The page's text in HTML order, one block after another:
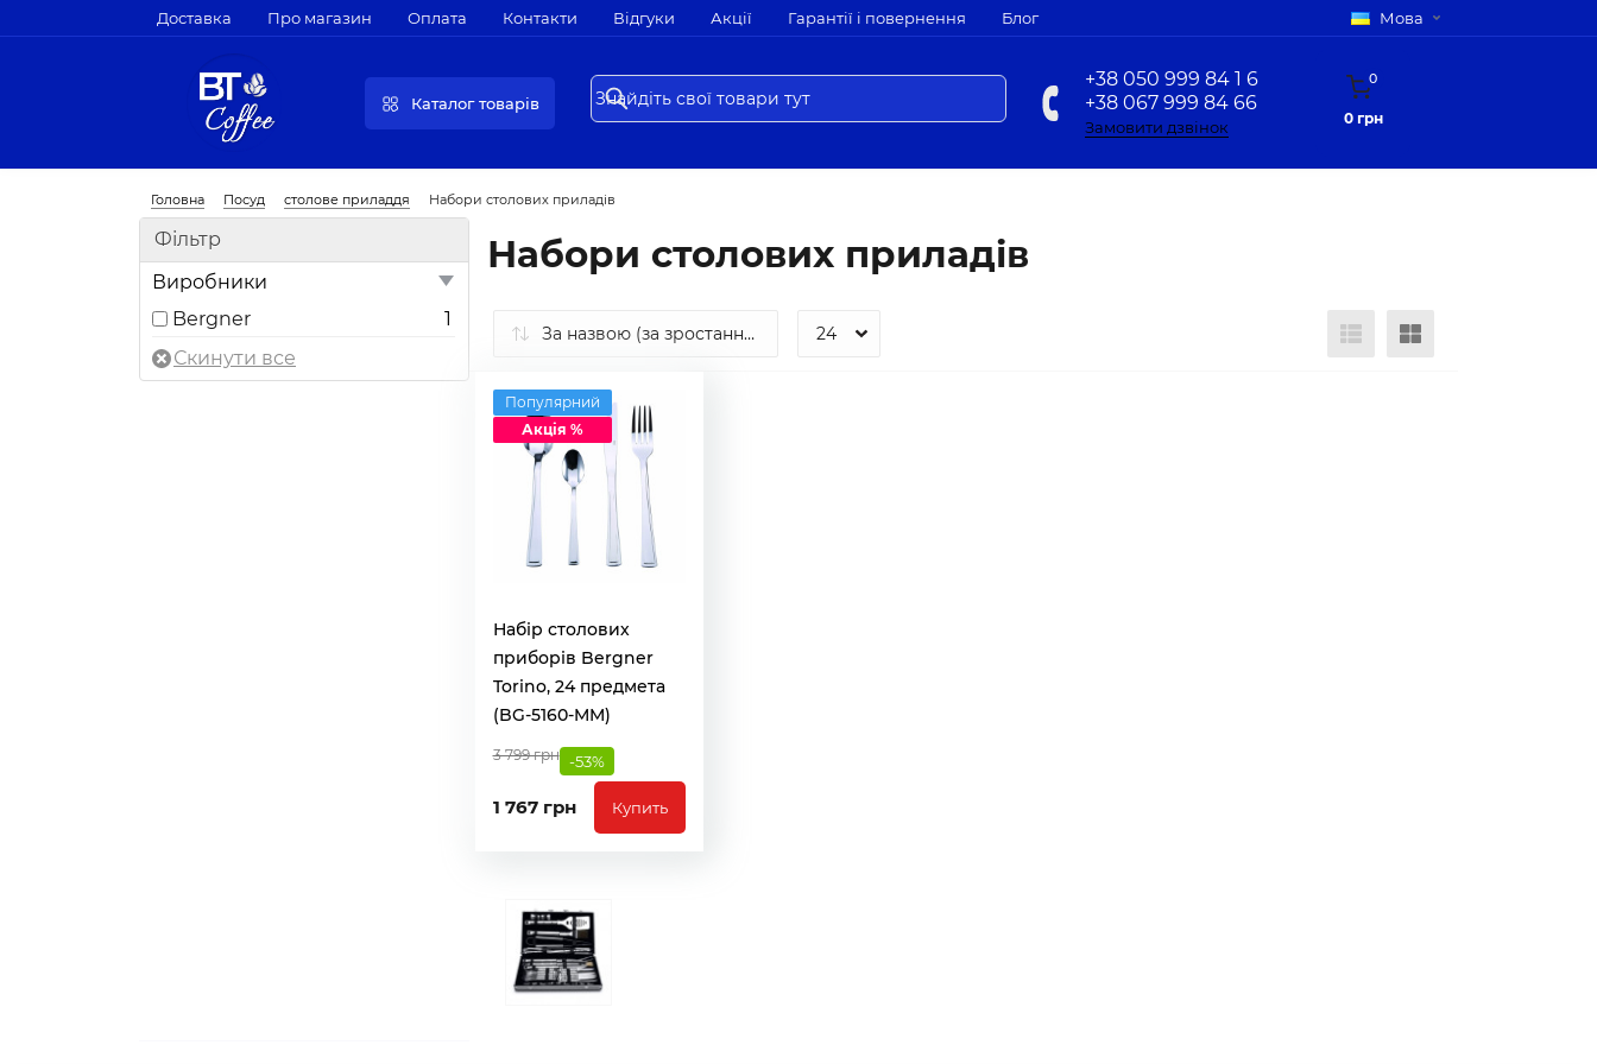
Доставка Про магазин Оплата Контакти Відгуки Акції Гарантії і повернення Блог Мова
Каталог товарів
+38 050 999 84 1 6
+38 067 999 84 66
Замовити дзвінок
0
0 грн
Головна Посуд столове приладдя Набори столових приладів
Фільтр
Виробники
Bergner
1
Набори столових приладів
Популярний
Акція %
Набір столових
приборів Bergner
Torino, 24 предмета
(BG-5160-MM)
3 799 грн -53%
1 767 грн Купить